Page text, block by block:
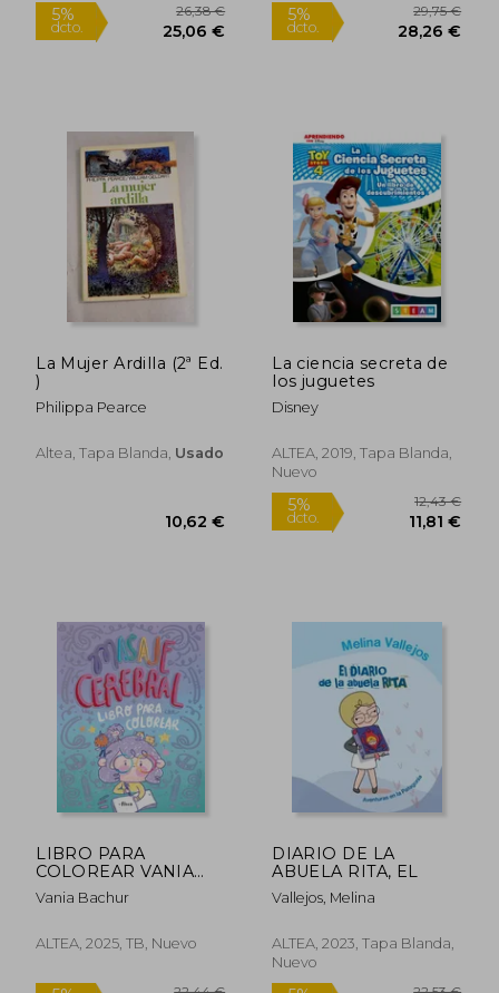
dcto.
5%
dcto.
5%
dcto. 22,48 €
5%
dcto.
La Mujer Ardilla (2ª Ed.
)
Philippa Pearce
Altea, Tapa Blanda, Usado
La ciencia secreta de
los juguetes
Disney
ALTEA, 2019, Tapa Blanda,
Nuevo
LIBRO PARA
COLOREAR VANIA
BACHUR
Vania Bachur
ALTEA, 2025, TB, Nuevo
DIARIO DE LA
ABUELA RITA, EL
Vallejos, Melina
ALTEA, 2023, Tapa Blanda,
Nuevo